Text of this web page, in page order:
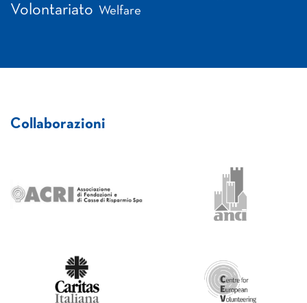
Volontariato Welfare
Collaborazioni